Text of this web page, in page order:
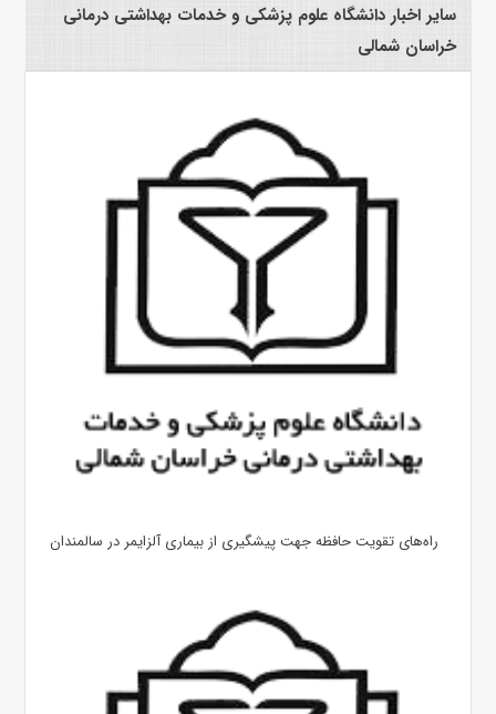
سایر اخبار دانشگاه علوم پزشکی و خدمات بهداشتی درمانی
خراسان شمالی
راه‌های تقویت حافظه جهت پیشگیری از بیماری آلزایمر در سالمندان